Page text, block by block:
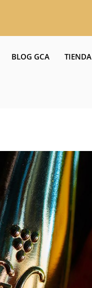
BLOG GCA TIENDA